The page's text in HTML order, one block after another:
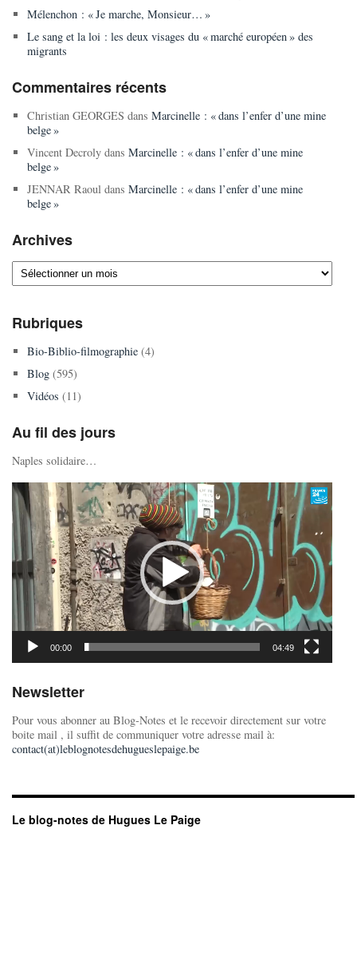
Mélenchon : « Je marche, Monsieur… »
Le sang et la loi : les deux visages du « marché européen » des
migrants
Commentaires récents
Christian GEORGES dans Marcinelle : « dans l’enfer d’une mine
belge »
Vincent Decrolydans Marcinelle : « dans l’enfer d’une mine
belge »
JENNAR Raoul dans Marcinelle : « dans l’enfer d’une mine
belge »
Archives
Archives
Rubriques
Bio-Biblio-filmographie(4)
Blog(595)
Vidéos (11)
Au fil des jours
Naples solidaire…
Lecteur
vidéo
00:00 04:49
Newsletter
Pour vous abonner au Blog-Notes et le recevoir directement sur votre
boite mail , il suffit de communiquer votre adresse mail à:
contact(at)leblognotesdehugueslepaige.be
Le blog-notes de Hugues Le Paige